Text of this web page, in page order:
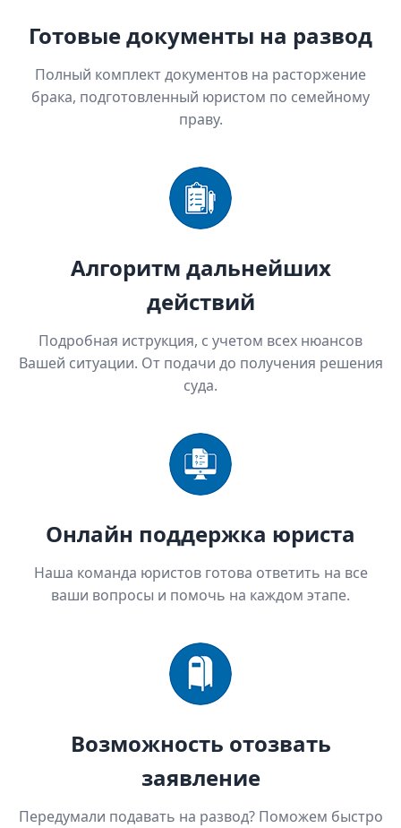
Готовые документы на развод
Полный комплект документов на расторжение
брака, подготовленный юристом по семейному
праву.
Алгоритм дальнейших
действий
Подробная иструкция, с учетом всех нюансов
Вашей ситуации. От подачи до получения решения
суда.
Онлайн поддержка юриста
Наша команда юристов готова ответить на все
ваши вопросы и помочь на каждом этапе.
Возможность отозвать
заявление
Передумали подавать на развод? Поможем быстро